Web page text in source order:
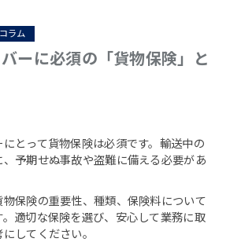
ラム
ーに必須の「貨物保険」と
とって貨物保険は必須です。輸送中の
予期せぬ事故や盗難に備える必要があ
物保険の重要性、種類、保険料について
適切な保険を選び、安心して業務に取
してください。